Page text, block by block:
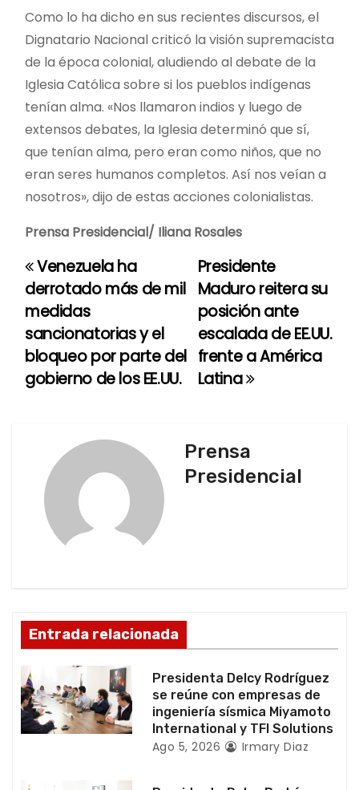
Como lo ha dicho en sus recientes discursos, el
Dignatario Nacional criticó la visión supremacista
de la época colonial, aludiendo al debate de la
Iglesia Católica sobre si los pueblos indígenas
tenían alma. «Nos llamaron indios y luego de
extensos debates, la Iglesia determinó que sí,
que tenían alma, pero eran como niños, que no
eran seres humanos completos. Así nos veían a
nosotros», dijo de estas acciones colonialistas.
Prensa Presidencial/ Iliana Rosales
N
a
v
e
e
e
n
t
r
Presidente
Maduro reitera su
posición ante
escalada de EE.UU.
frente a América
Latina
Venezuela ha
derrotado más de mil
medidas
sancionatorias y el
bloqueo por parte del
gobierno de los EE.UU.
Prensa
Presidencial
Entrada relacionada
Presidenta Delcy Rodríguez
se reúne con empresas de
ingeniería sísmica Miyamoto
International y TFI Solutions
Ago 5, 2026 Irmary Diaz